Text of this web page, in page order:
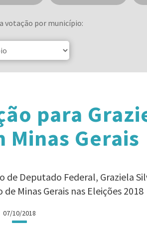
votação por município:
para
Minas Gerais
Deputado Federal, Graziela
Minas Gerais nas Eleições 2018
07/10/2018